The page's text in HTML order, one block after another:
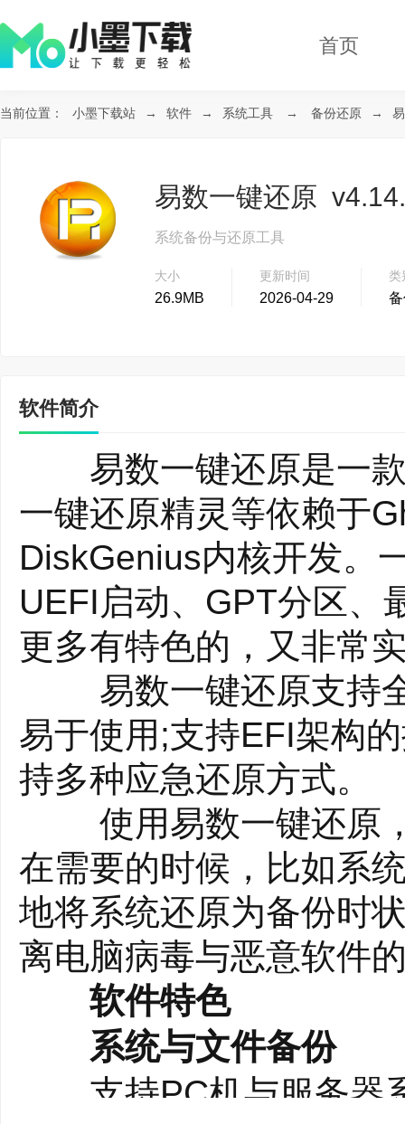
首页
当前位置： 小墨下载站 → 软件 → 系统工具 → 备份还原 →
易数一键还原
系统备份与还原工具
大小
26.9MB
更新时间
2026-04-29
类
软件简介
易数一键还原是一款
一键还原精灵等依赖于
DiskGenius内核开发。
UEFI启动、GPT分区、
更多有特色的，又非常
易数一键还原支持全
易于使用;支持EFI架构
持多种应急还原方式。
使用易数一键还原，
在需要的时候，比如系
地将系统还原为备份时
离电脑病毒与恶意软件
软件特色
系统与文件备份
支持PC机与服务器系